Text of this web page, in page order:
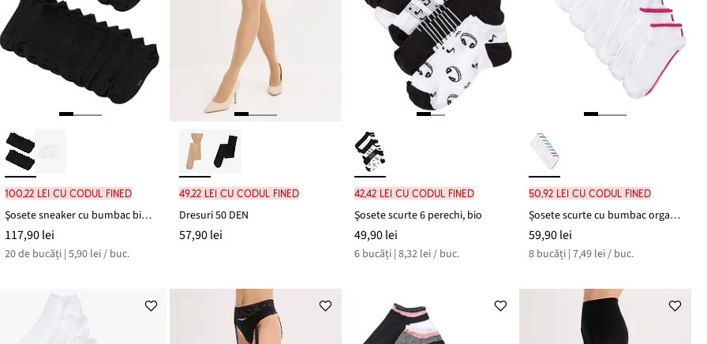
100,22 lei cu codul FINED
Şosete sneaker cu bumbac bio (20buc.)
117,90 lei
20 de bucăți | 5,90 lei / buc.
49,22 lei cu codul FINED
Dresuri 50 DEN
57,90 lei
42,42 lei cu codul FINED
Şosete scurte 6 perechi, bio
49,90 lei
6 bucăți | 8,32 lei / buc.
50,92 lei cu codul FINED
Șosete scurte cu bumbac organic (set/8 buc.)
59,90 lei
8 bucăți | 7,49 lei / buc.